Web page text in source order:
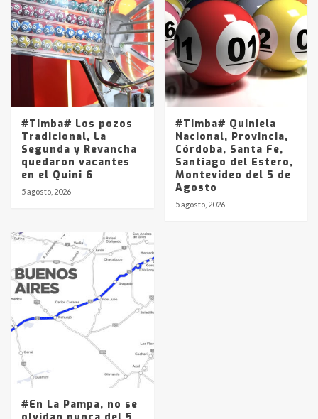
#Timba# Los pozos
Tradicional, La
Segunda y Revancha
quedaron vacantes
en el Quini 6
5 agosto, 2026
#Timba# Quiniela
Nacional, Provincia,
Córdoba, Santa Fe,
Santiago del Estero,
Montevideo del 5 de
Agosto
5 agosto, 2026
#En La Pampa, no se